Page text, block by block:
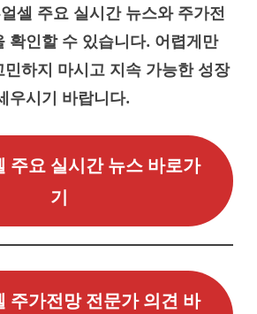
셀 주요 실시간 뉴스와 주가전
확인할 수 있습니다. 어렵게만
하지 마시고 지속 가능한 성장
우시기 바랍니다.
주요 실시간 뉴스 바로가
기
주가전망 전문가 의견 바